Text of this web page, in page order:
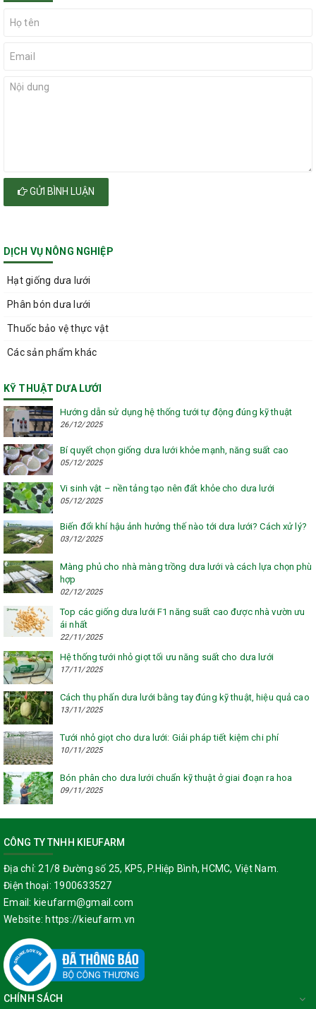
GỬI BÌNH LUẬN
DỊCH VỤ NÔNG NGHIỆP
Hạt giống dưa lưới
Phân bón dưa lưới
Thuốc bảo vệ thực vật
Các sản phẩm khác
KỸ THUẬT DƯA LƯỚI
Hướng dẫn sử dụng hệ thống tưới tự động đúng kỹ thuật
26/12/2025
Bí quyết chọn giống dưa lưới khỏe mạnh, năng suất cao
05/12/2025
Vi sinh vật – nền tảng tạo nên đất khỏe cho dưa lưới
05/12/2025
Biến đổi khí hậu ảnh hưởng thế nào tới dưa lưới? Cách xử lý?
03/12/2025
Màng phủ cho nhà màng trồng dưa lưới và cách lựa chọn phù
hợp
02/12/2025
Top các giống dưa lưới F1 năng suất cao được nhà vườn ưu
ái nhất
22/11/2025
Hệ thống tưới nhỏ giọt tối ưu năng suất cho dưa lưới
17/11/2025
Cách thụ phấn dưa lưới bằng tay đúng kỹ thuật, hiệu quả cao
13/11/2025
Tưới nhỏ giọt cho dưa lưới: Giải pháp tiết kiệm chi phí
10/11/2025
Bón phân cho dưa lưới chuẩn kỹ thuật ở giai đoạn ra hoa
09/11/2025
CÔNG TY TNHH KIEUFARM
Địa chỉ: 21/8 Đường số 25, KP5, P.Hiệp Bình, HCMC, Việt Nam.
Điện thoại: 1900633527
Email: kieufarm@gmail.com
Website: https://kieufarm.vn
CHÍNH SÁCH